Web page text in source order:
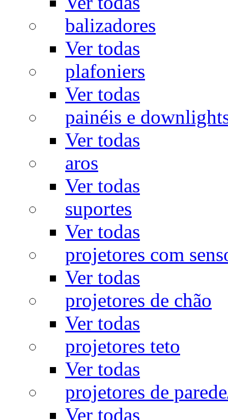
balizadores
Ver todas
plafoniers
Ver todas
painéis e
Ver todas
aros
Ver todas
suportes
Ver todas
projetores com
Ver todas
projetores de chão
Ver todas
projetores teto
Ver todas
projetores de
Ver todas